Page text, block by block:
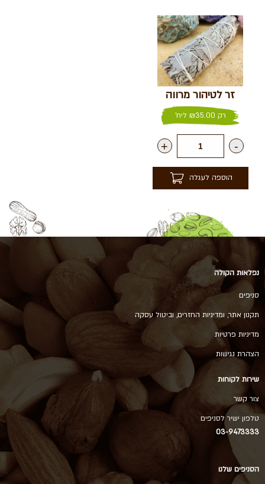
זר לטיהור מרווה
רק ₪35.00 ליח'
-
+
הוספה לעגלה
נפלאות הקולה
סניפים
תקנון אתר, ומדיניות החזרים, וביטול עסקה
מדיניות פרטיות
הצהרת נגישות
שירות לקוחות
צור קשר
טלפון ישיר לסניפים
03-9473333
הסניפים שלנו